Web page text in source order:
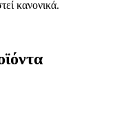
κανονικά.